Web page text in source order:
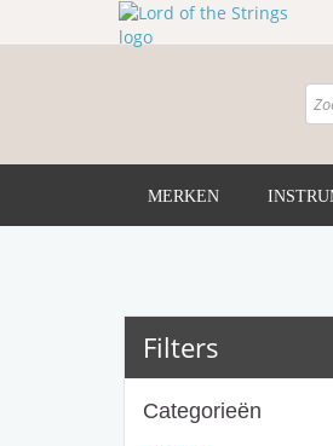
MERKEN
Filters
Categorieën